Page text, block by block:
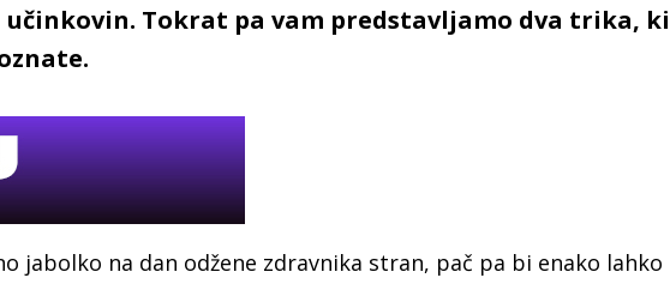
Tokrat pa vam predstavljamo dva trika, ki
jabolko na dan odžene zdravnika stran, pač pa bi enako lahko